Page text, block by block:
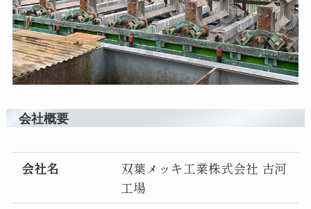
会社概要
会社名
双葉メッキ工業株式会社 古河
工場